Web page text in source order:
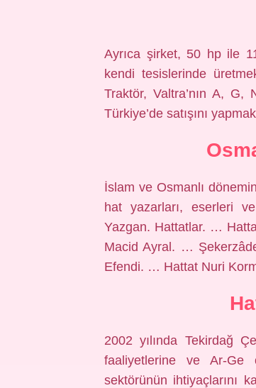
Ayrıca şirket, 50 hp ile
kendi tesislerinde
Traktör, Valtra’nın A,
Türkiye’de satışını
İslam ve Osmanlı
hat yazarları, eserleri
Yazgan. Hattatlar. …
Macid Ayral. …
Efendi. … Hattat Nuri
2002 yılında Tekirdağ
faaliyetlerine ve Ar-Ge
sektörünün ihtiyaçlarını